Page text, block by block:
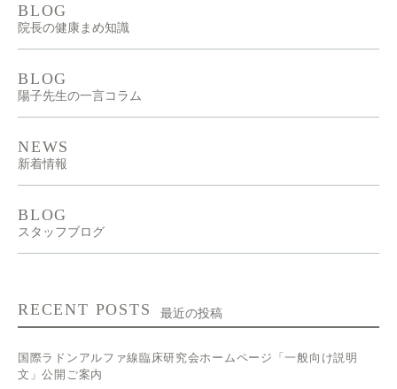
BLOG
院長の健康まめ知識
BLOG
陽子先生の一言コラム
NEWS
新着情報
BLOG
スタッフブログ
RECENT POSTS 最近の投稿
国際ラドンアルファ線臨床研究会ホームページ「一般向け説明
文」公開ご案内